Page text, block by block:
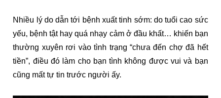
Nhiều lý do dẫn tới bệnh xuất tinh sớm: do tuổi cao sức
yếu, bệnh tật hay quá nhạy cảm ở đầu khất… khiến bạn
thường xuyên rơi vào tình trạng “chưa đến chợ đã hết
tiền”, điều đó làm cho bạn tình không được vui và bạn
cũng mất tự tin trước người ấy.